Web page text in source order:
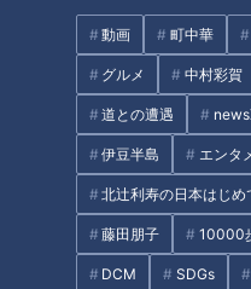
動画 町中華
グルメ 中村彩賀
道との遭遇
伊豆半島 エンタ
北辻利寿の日本はじめ
藤田朋子 10000
DCM SDGs
熱中症「病院に行く」「救急
を呼ぶ」判断基準は？…専門医
に学ぶ！“屋内”の「熱中症」対